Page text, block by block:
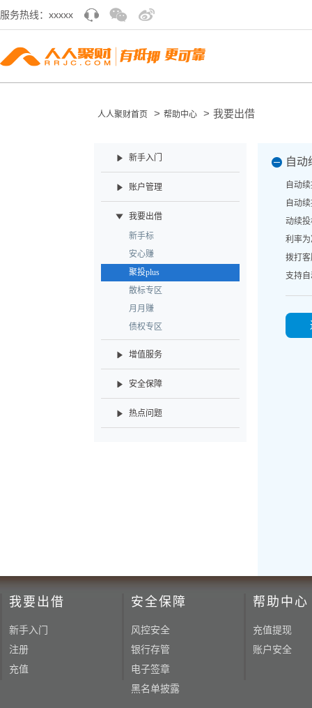
服务热线：xxxxx
人人聚财首页 > 帮助中心 > 我要出借
新手入门
账户管理
我要出借
新手标
安心赚
聚投plus
散标专区
月月赚
债权专区
增值服务
安全保障
热点问题
自动
自动
自动
动续
利率
拨打
支持
我要出借
新手入门
注册
充值
安全保障
风控安全
银行存管
电子签章
黑名单披露
帮助中心
充值提现
账户安全